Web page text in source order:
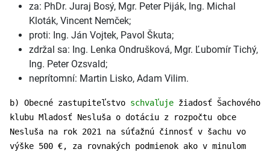
za: PhDr. Juraj Bosý, Mgr. Peter Piják, Ing. Michal
Kloták, Vincent Nemček;
proti: Ing. Ján Vojtek, Pavol Škuta;
zdržal sa: Ing. Lenka Ondrušková, Mgr. Ľubomír Tichý,
Ing. Peter Ozsvald;
neprítomní: Martin Lisko, Adam Vilim.
b) Obecné zastupiteľstvo schvaľuje žiadosť Šachového
klubu Mladosť Nesluša o dotáciu z rozpočtu obce
Nesluša na rok 2021 na súťažnú činnosť v šachu vo
výške 500 €, za rovnakých podmienok ako v minulom